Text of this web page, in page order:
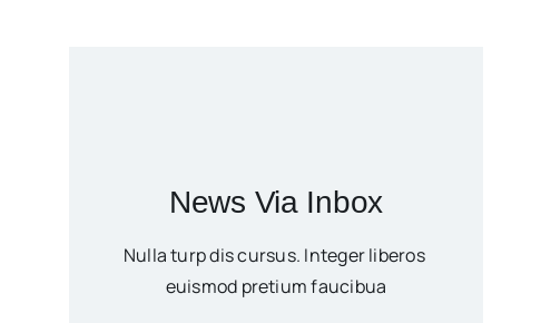
News Via Inbox
Nulla turp dis cursus. Integer liberos
euismod pretium faucibua